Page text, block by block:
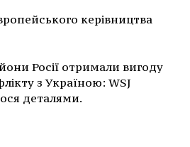
керівництва
Росії отримали вигоду
з Україною: WSJ
деталями.